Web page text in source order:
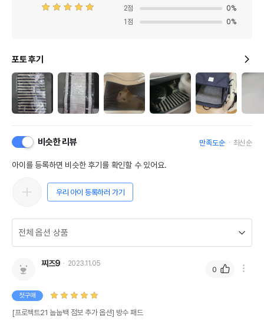
2점 0%
1 점 0%
포토 후기
비슷한 리뷰 만족도순 최신순
아이를 등록하면 비슷한 후기를 확인할 수 있어요.
우리 아이 등록하러 가기
찌즈9 2023.11.05
첫구매
[프로젝트21 눕눕백 점보 추가 옵션] 방수 패드
0